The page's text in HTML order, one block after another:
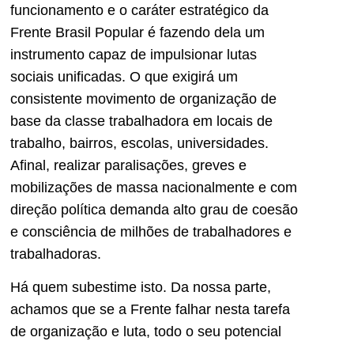
funcionamento e o caráter estratégico da
Frente Brasil Popular é fazendo dela um
instrumento capaz de impulsionar lutas
sociais unificadas. O que exigirá um
consistente movimento de organização de
base da classe trabalhadora em locais de
trabalho, bairros, escolas, universidades.
Afinal, realizar paralisações, greves e
mobilizações de massa nacionalmente e com
direção política demanda alto grau de coesão
e consciência de milhões de trabalhadores e
trabalhadoras.
Há quem subestime isto. Da nossa parte,
achamos que se a Frente falhar nesta tarefa
de organização e luta, todo o seu potencial